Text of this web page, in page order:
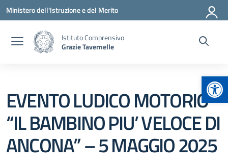
Vai ai contenuti
Vai al menu di navigazione
Vai al footer
Ministero dell'Istruzione e del Merito
Istituto Comprensivo
Grazie Tavernelle
EVENTO LUDICO MOTORIO
“IL BAMBINO PIU’ VELOCE DI
ANCONA” – 5 MAGGIO 2025